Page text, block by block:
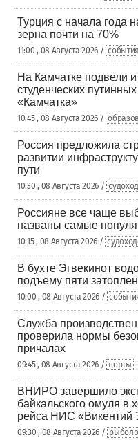
Турция с начала года
зерна почти на 70%
11:00 , 08 Августа 2026 / события
На Камчатке подвели
студенческих
«Камчатка»
10:45 , 08 Августа 2026 /
Россия предложила
развитии
пути
10:30 , 08 Августа 2026 /
Россияне все чаще
названы самые
10:15 , 08 Августа 2026 /
В бухте Эгвекинот
подъему пяти
10:00 , 08 Августа 2026 /
Служба
проверила нормы
причалах
09:45 , 08 Августа 2026 / порты
ВНИРО завершило
байкальского омуля в
рейса НИС «Викентий
09:30 , 08 Августа 2026 /